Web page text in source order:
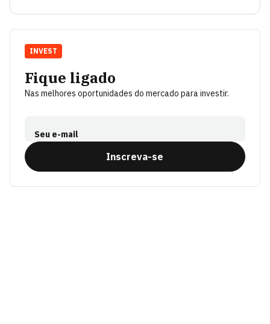
Fique ligado
Nas melhores oportunidades do mercado para investir.
Seu e-mail
Inscreva-se
INVEST